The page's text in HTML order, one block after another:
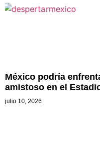
México podría
amistoso en el
julio 10, 2026